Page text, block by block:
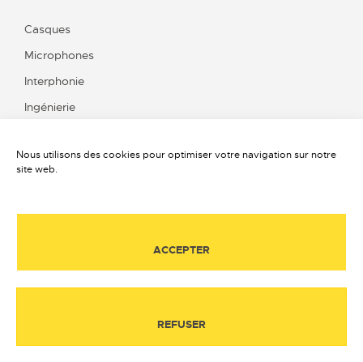
Nous utilisons des cookies pour optimiser votre navigation sur notre
site web.
ACCEPTER
REFUSER
Casques
Microphones
Interphonie
Ingénierie
Qui sommes-nous ?
Mentions légales
Retrait des données personnelles
Politique de cookies